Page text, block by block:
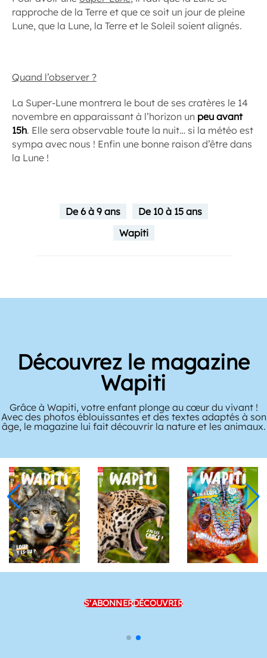
rapproche de la Terre et que ce soit un jour de pleine
Lune, que la Lune, la Terre et le Soleil soient alignés.
Quand l’observer ?
La Super-Lune montrera le bout de ses cratères le 14
novembre en apparaissant à l’horizon un peu avant
15h. Elle sera observable toute la nuit… si la météo est
sympa avec nous ! Enfin une bonne raison d’être dans
la Lune !
De 6 à 9 ans
De 10 à 15 ans
Wapiti
Découvrez le magazine
Wapiti
Grâce à Wapiti, votre enfant plonge au cœur du vivant !
Avec des photos éblouissantes et des textes adaptés à son
âge, le magazine lui fait découvrir la nature et les animaux.
S'ABONNERDÉCOUVRIR